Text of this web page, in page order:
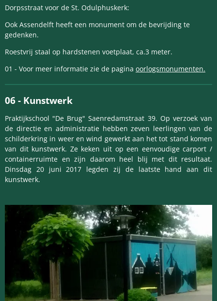
Dorpsstraat voor de St. Odulphuskerk:
Ook Assendelft heeft een monument om de bevrijding te
gedenken.
Roestvrij staal op hardstenen voetplaat, ca.3 meter.
01 - Voor meer informatie zie de pagina oorlogsmonumenten.
06- Kunstwerk
Praktijkschool "De Brug" Saenredamstraat 39. Op verzoek van
de directie en administratie hebben zeven leerlingen van de
schilderkring in weer en wind gewerkt aan het tot stand komen
van dit kunstwerk. Ze keken uit op een eenvoudige carport /
containerruimte en zijn daarom heel blij met dit resultaat.
Dinsdag 20 juni 2017 legden zij de laatste hand aan dit
kunstwerk.